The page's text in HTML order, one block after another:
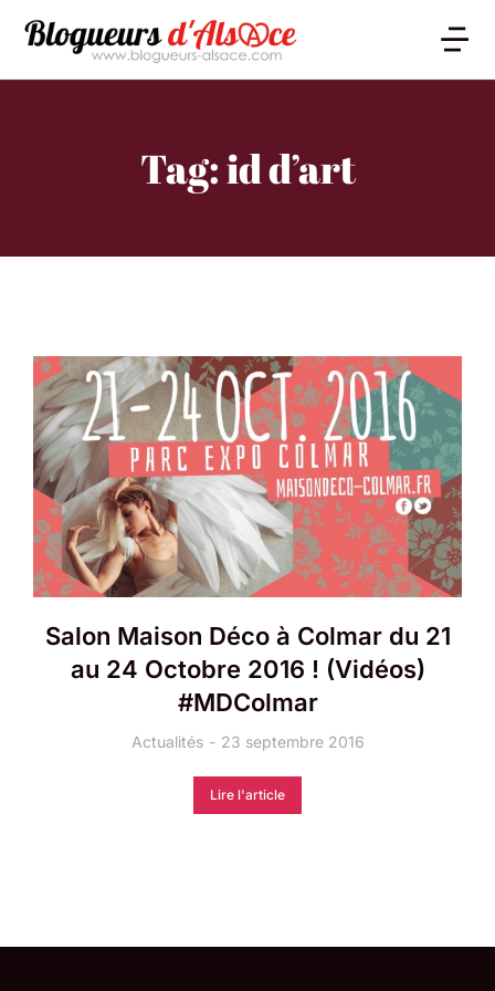
Tag: id d’art
Salon Maison Déco à Colmar du 21
au 24 Octobre 2016 ! (Vidéos)
#MDColmar
Actualités 23 septembre 2016
Lire l'article